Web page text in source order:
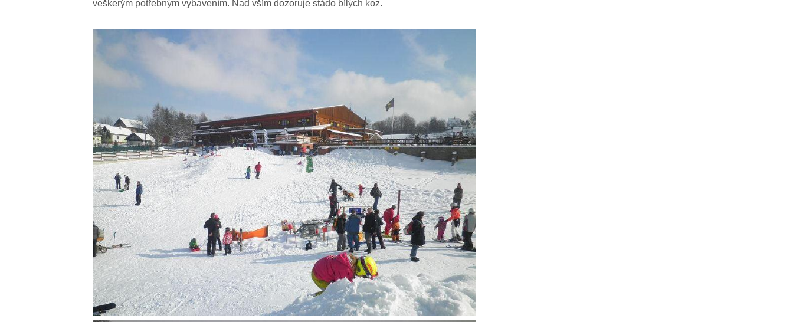
veškerým potřebným vybavením. Nad vším dozoruje stádo bílých koz.